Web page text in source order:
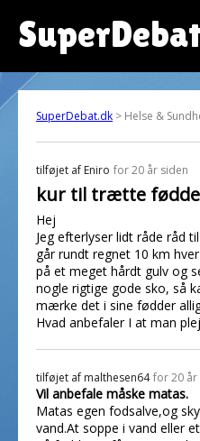
SuperDebat.dk > Helse &
tilføjet af Eniro for 20 år siden
kur til trætte
Hej
Jeg efterlyser lidt råde råd
går rundt regnet 10 km
på et meget hårdt gulv og
nogle rigtige gode sko, så
mærke det i sine fødder
Hvad anbefaler I at man
tilføjet af malthesen64 for 20 år
Vil anbefale måske matas.
Matas egen fodsalve,og
vand.At soppe i vand eller